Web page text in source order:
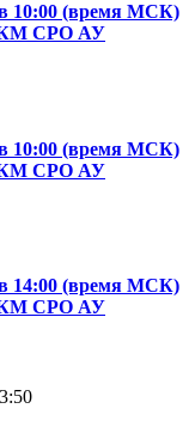
в 10:00 (время МСК)
КМ СРО АУ
в 10:00 (время МСК)
КМ СРО АУ
в 14:00 (время МСК)
КМ СРО АУ